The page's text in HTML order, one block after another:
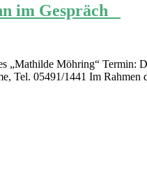
im Gespräch
„Mathilde Möhring“ Termin:
Tel. 05491/1441 Im Rahmen